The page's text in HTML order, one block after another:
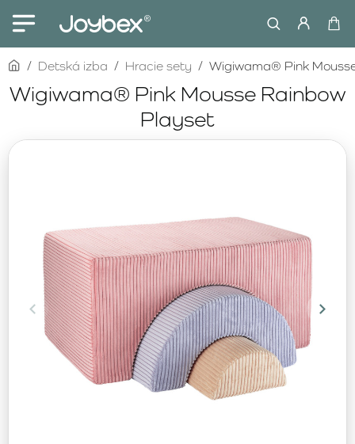
Wigiwama® Pink Mousse Rainbow
Playset
homeDetská izba Hracie sety Wigiwama® Pink